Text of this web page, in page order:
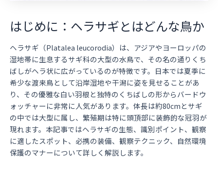
はじめに：ヘラサギとはどんな鳥か
ヘラサギ（Platalea leucorodia）は、アジアやヨーロッパの
湿地帯に生息するサギ科の大型の水鳥で、その名の通りくち
ばしがヘラ状に広がっているのが特徴です。日本では夏季に
希少な渡来鳥として沿岸湿地や干潟に姿を見せることがあ
り、その優雅な白い羽根と独特のくちばしの形からバードウ
ォッチャーに非常に人気があります。体長は約80cmとサギ
の中では大型に属し、繁殖期は特に頭頂部に装飾的な冠羽が
現れます。本記事ではヘラサギの生態、識別ポイント、観察
に適したスポット、必携の装備、観察テクニック、自然環境
保護のマナーについて詳しく解説します。